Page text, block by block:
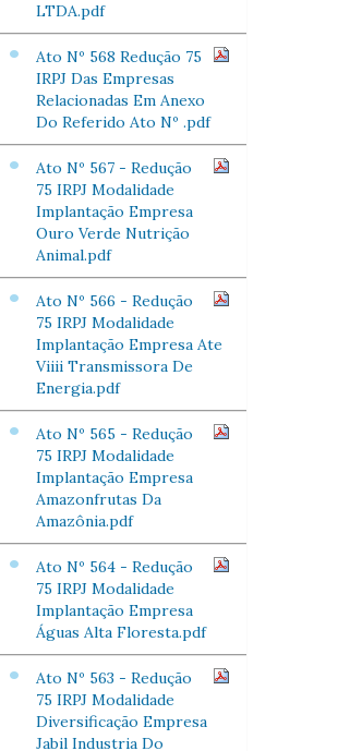
LTDA.pdf
Ato Nº 568 Redução 75
IRPJ Das Empresas
Relacionadas Em Anexo
Do Referido Ato Nº .pdf
Ato Nº 567 - Redução
75 IRPJ Modalidade
Implantação Empresa
Ouro Verde Nutrição
Animal.pdf
Ato Nº 566 - Redução
75 IRPJ Modalidade
Implantação Empresa Ate
Viiii Transmissora De
Energia.pdf
Ato Nº 565 - Redução
75 IRPJ Modalidade
Implantação Empresa
Amazonfrutas Da
Amazônia.pdf
Ato Nº 564 - Redução
75 IRPJ Modalidade
Implantação Empresa
Águas Alta Floresta.pdf
Ato Nº 563 - Redução
75 IRPJ Modalidade
Diversificação Empresa
Jabil Industria Do